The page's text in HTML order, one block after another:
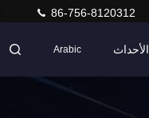
86-756-8120312
الأحداث Arabic